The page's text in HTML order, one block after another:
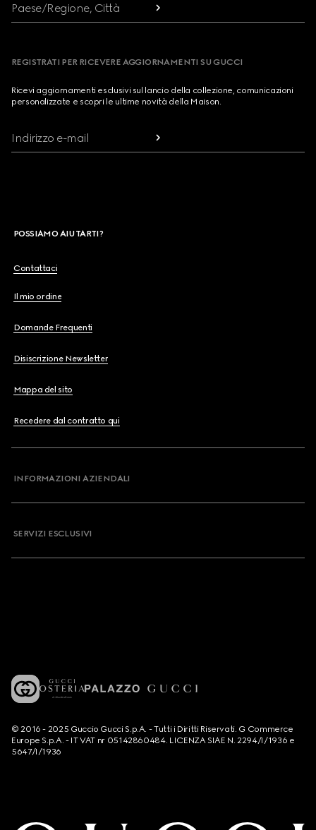
Paese/Regione, Città
REGISTRATI PER RICEVERE AGGIORNAMENTI SU GUCCI
Ricevi aggiornamenti esclusivi sul lancio della collezione, comunicazioni
personalizzate e scopri le ultime novità della Maison.
Indirizzo e-mail
POSSIAMO AIUTARTI?
Contattaci
Il mio ordine
Domande Frequenti
Disiscrizione Newsletter
Mappa del sito
Recedere dal contratto qui
INFORMAZIONI AZIENDALI
SERVIZI ESCLUSIVI
© 2016 - 2025 Guccio Gucci S.p.A. - Tutti i Diritti Riservati. G Commerce
Europe S.p.A. - IT VAT nr 05142860484. LICENZA SIAE N. 2294/I/1936 e
5647/I/1936